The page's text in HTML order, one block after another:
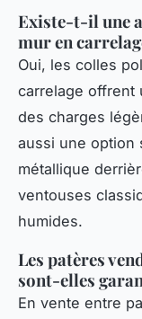
Existe-t-il une
mur en
Oui, les colles
carrelage offrent
des charges
aussi une option
métallique
ventouses
humides.
Les patères
sont-elles
En vente entre